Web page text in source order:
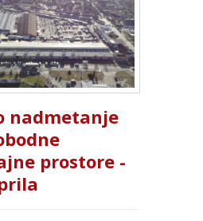
nadmetanje
prostore -